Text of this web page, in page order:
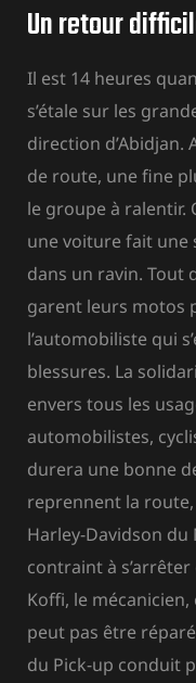
Un retour
Il est 14 heures
s’étale sur les
direction d’Abidjan.
de route, une fine
le groupe à ralentir.
une voiture fait une
dans un ravin. Tout
garent leurs motos
l’automobiliste qui
blessures. La
envers tous les
automobilistes,
durera une bonne
reprennent la
Harley-Davidson du
contraint à
Koffi, le
peut pas être
du Pick-up conduit